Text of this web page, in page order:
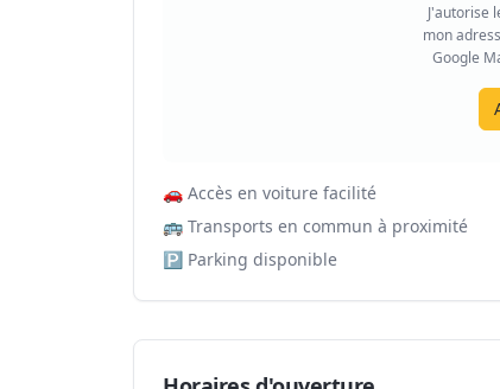
J'autorise
mon
Google
🚗 Accès en voiture facilité
🚌 Transports en commun à proximité
🅿️ Parking disponible